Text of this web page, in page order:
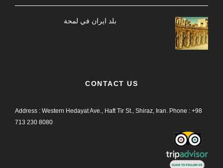
بلد ايران في لمحة
CONTACT US
Address : Western Hedayat Ave., Haft Tir St., Shiraz, Iran. Phone : +98
713 230 8080